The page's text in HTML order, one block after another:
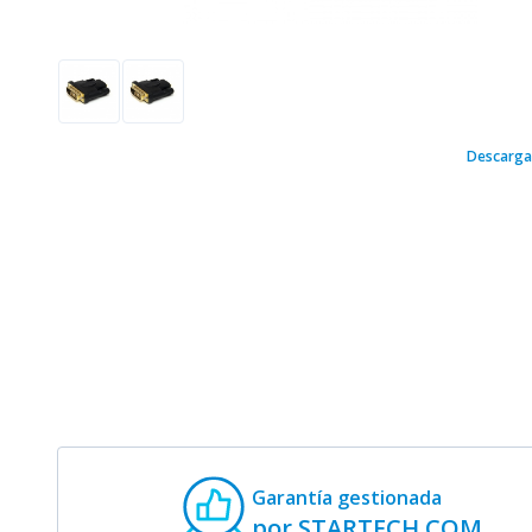
Garantía gestionada